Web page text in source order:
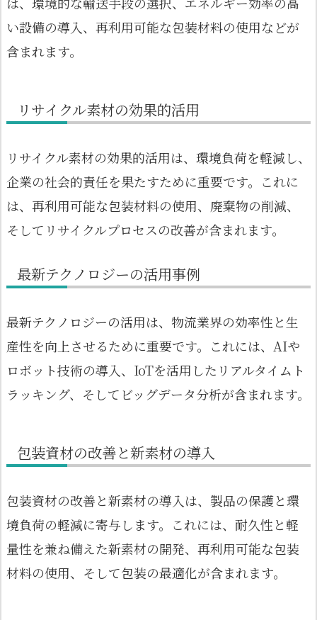
い設備の導入、再利用可能な包装材料の使用などが
含まれます。
リサイクル素材の効果的活用
リサイクル素材の効果的活用は、環境負荷を軽減し、
企業の社会的責任を果たすために重要です。これに
は、再利用可能な包装材料の使用、廃棄物の削減、
そしてリサイクルプロセスの改善が含まれます。
最新テクノロジーの活用事例
最新テクノロジーの活用は、物流業界の効率性と生
産性を向上させるために重要です。これには、AIや
ロボット技術の導入、IoTを活用したリアルタイムト
ラッキング、そしてビッグデータ分析が含まれます。
包装資材の改善と新素材の導入
包装資材の改善と新素材の導入は、製品の保護と環
境負荷の軽減に寄与します。これには、耐久性と軽
量性を兼ね備えた新素材の開発、再利用可能な包装
材料の使用、そして包装の最適化が含まれます。